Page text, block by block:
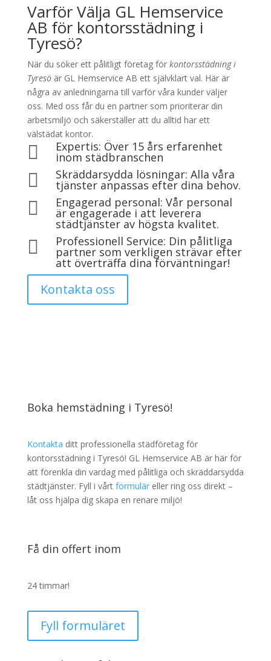
Varför Välja GL Hemservice
AB för kontorsstädning i
Tyresö?
När du söker ett pålitligt företag för kontorsstädning i
Tyresöär GL Hemservice AB ett självklart val. Här är
några av anledningarna till varför våra kunder väljer
oss. Med oss får du en partner som prioriterar din
arbetsmiljö och säkerställer att du alltid har ett
välstädat kontor.
 Expertis: Över 15 års erfarenhet
inom städbranschen
 Skräddarsydda lösningar: Alla våra
tjänster anpassas efter dina behov.
 Engagerad personal: Vår personal
är engagerade i att leverera
städtjänster av högsta kvalitet.
 Professionell Service: Din pålitliga
partner som verkligen strävar efter
att överträffa dina förväntningar!
Kontakta oss
Boka hemstädning i Tyresö!
Kontakta ditt professionella städföretag för
kontorsstädning i Tyresö! GL Hemservice AB är här för
att förenkla din vardag med pålitliga och skräddarsydda
städtjänster. Fyll i vårt formuläreller ring oss direkt –
låt oss hjälpa dig skapa en renare miljö!
Få din offert inom
24 timmar!
Fyll formuläret